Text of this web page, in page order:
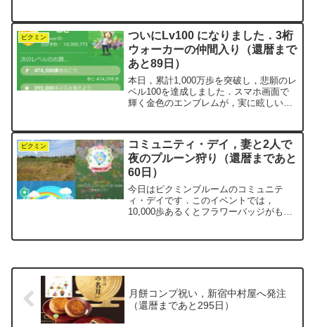
で，全く気づきませんでした．ウォーキ
ング中はたいていAud...
ピクミン
ついにLv100 になりました．3桁
ウォーカーの仲間入り（還暦まで
あと89日）
本日，累計1,000万歩を突破し，悲願のレ
ベル100を達成しました．スマホ画面で
輝く金色のエンブレムが，実に眩しいで
した．次の大台は「1億歩」ということに
なります．...
ピクミン
コミュニティ・デイ，妻と2人で
夜のプルーン狩り（還暦まであと
60日）
今日はピクミンブルームのコミュニテ
ィ・デイです．このイベントでは，
10,000歩あるくとフラワーバッジがもら
月餅コンプ祝い，新宿中村屋へ発注
（還暦まであと295日）